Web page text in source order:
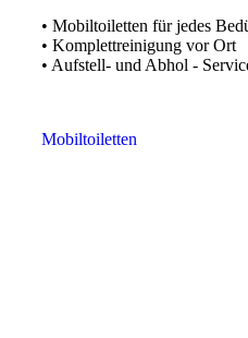
• Mobiltoiletten für jedes
• Komplettreinigung vor Ort
• Aufstell- und Abhol -
Mobiltoiletten